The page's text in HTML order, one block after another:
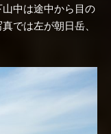
中は途中から目の
では左が朝日岳、